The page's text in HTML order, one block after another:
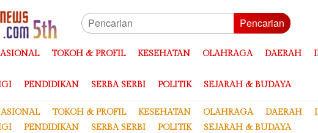
Pencarian
TOKOH & PROFIL KESEHATAN OLAHRAGA DAERAH
PENDIDIKAN SERBA SERBI POLITIK SEJARAH & BUDAYA
TOKOH & PROFIL KESEHATAN OLAHRAGA DAERAH
PENDIDIKAN SERBA SERBI POLITIK SEJARAH & BUDAYA